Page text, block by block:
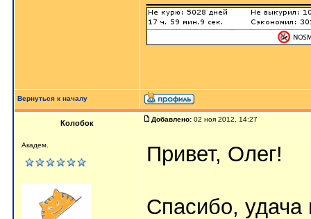
Вернуться к началу
Колобок Добавлено: 02 ноя 2012, 14:27
Академ. Привет, Олег!
Спасибо,